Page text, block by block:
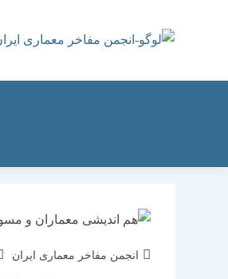
نویسندهٔ
انجمن مفاخر معماری ایران